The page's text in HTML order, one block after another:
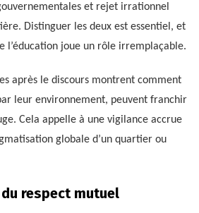
et rejet irrationnel
Distinguer les deux est essentiel, et
l’éducation joue un rôle irremplaçable.
après le discours montrent comment
leur environnement, peuvent franchir
Cela appelle à une vigilance accrue
globale d’un quartier ou
respect mutuel